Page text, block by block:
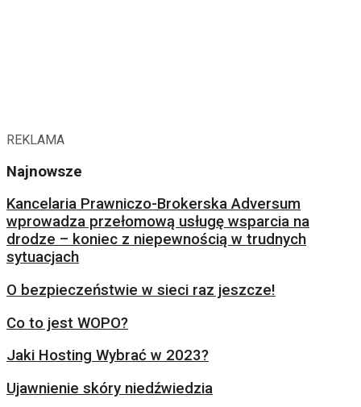
REKLAMA
Najnowsze
Kancelaria Prawniczo-Brokerska Adversum
wprowadza przełomową usługę wsparcia na
drodze – koniec z niepewnością w trudnych
sytuacjach
O bezpieczeństwie w sieci raz jeszcze!
Co to jest WOPO?
Jaki Hosting Wybrać w 2023?
Ujawnienie skóry niedźwiedzia